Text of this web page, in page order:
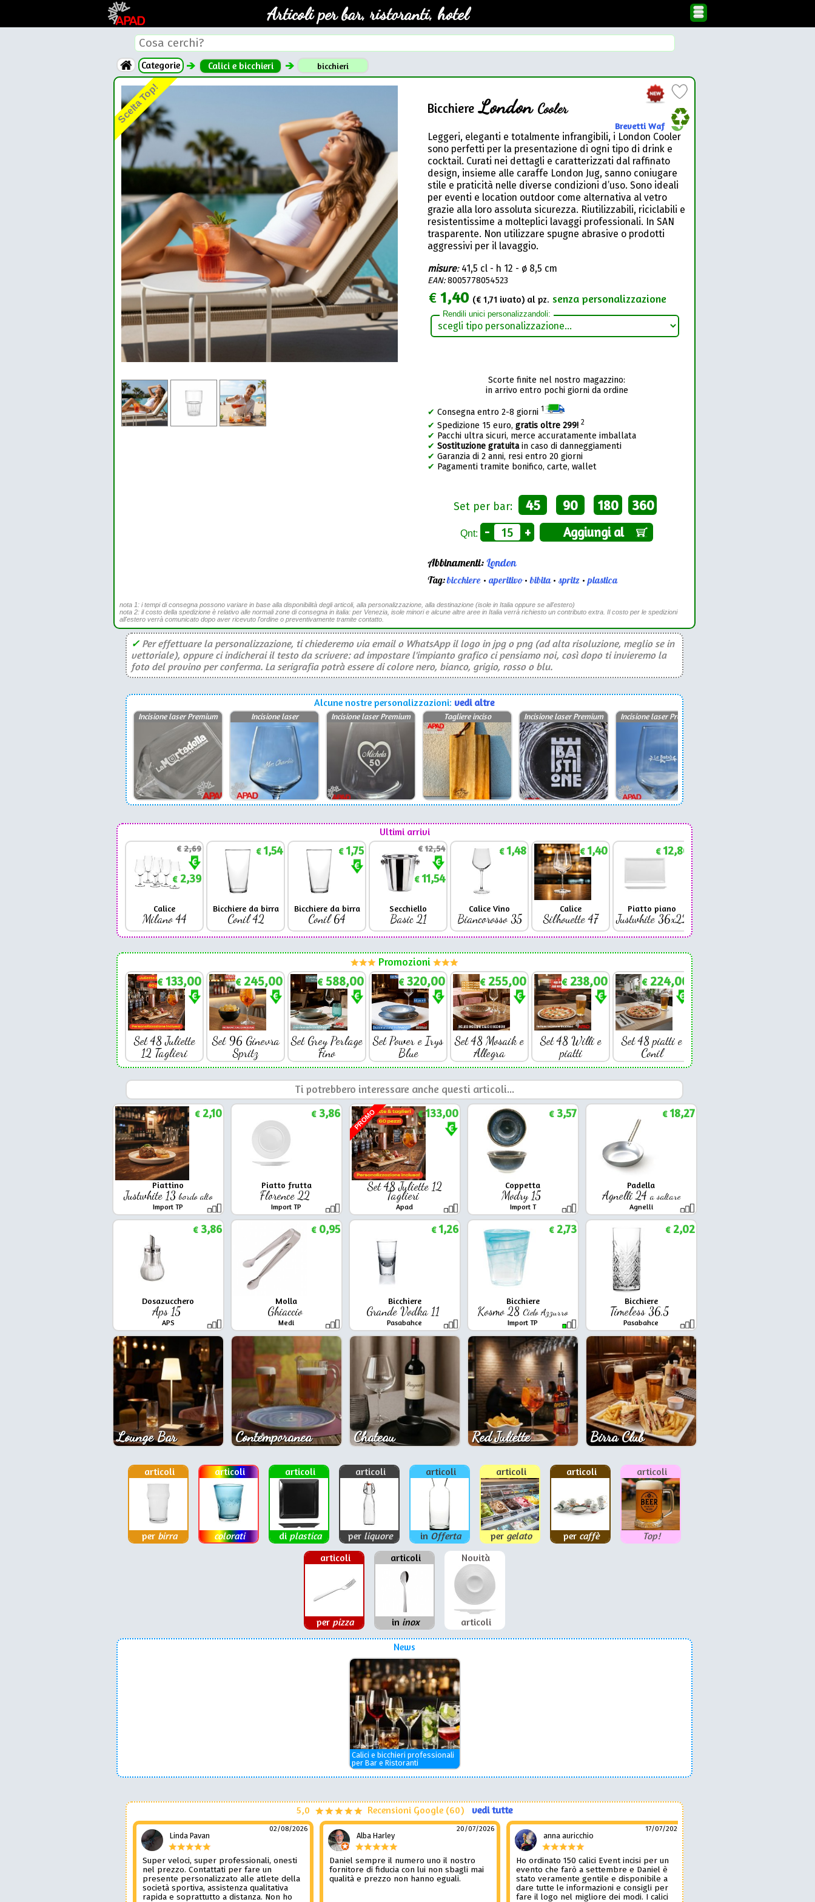
Articoli per bar, ristoranti, hotel
Categorie Calici e bicchieri bicchieri
Scelta Top! BicchiereLondon Cooler
Brevetti Waf
Leggeri, eleganti e totalmente infrangibili, i London Cooler
sono perfetti per la presentazione di ogni tipo di drink e
cocktail. Curati nei dettagli e caratterizzati dal raffinato
design, insieme alle caraffe London Jug, sanno coniugare
stile e praticità nelle diverse condizioni d’uso. Sono ideali
per eventi e location outdoor come alternativa al vetro
grazie alla loro assoluta sicurezza. Riutilizzabili, riciclabili e
resistentissime a molteplici lavaggi professionali. In SAN
trasparente. Non utilizzare spugne abrasive o prodotti
aggressivi per il lavaggio.
misure: 41,5 cl - h 12 - ø 8,5 cm
EAN:8005778054523
€1,40 (€ 1,71 ivato) al pz. senza personalizzazione
Rendili unici personalizzandoli:
Scorte finite nel nostro magazzino:
in arrivo entro pochi giorni da ordine
✔ Consegna entro 2-8 giorni 1
✔ Spedizione 15 euro, gratis oltre 299! 2
✔ Pacchi ultra sicuri, merce accuratamente imballata
✔ Sostituzione gratuitain caso di danneggiamenti
✔ Garanzia di 2 anni, resi entro 20 giorni
✔ Pagamenti tramite bonifico, carte, wallet
Set per bar: 45 90 180 360
Qnt: - + Aggiungi al
Abbinamenti:London
Tag:bicchiere• aperitivo•bibita• spritz•plastica
nota 1: i tempi di consegna possono variare in base alla disponibilità degli articoli, alla personalizzazione, alla destinazione (isole in Italia oppure se all'estero)
nota 2: il costo della spedizione è relativo alle normali zone di consegna in italia: per Venezia, isole minori e alcune altre aree in Italia verrà richiesto un contributo extra. Il costo per le spedizioni
all'estero verrà comunicato dopo aver ricevuto l'ordine o preventivamente tramite contatto.
✓Per effettuare la personalizzazione, ti chiederemo via email o WhatsApp il logo in jpg o png (ad alta risoluzione, meglio se in
vettoriale), oppure ci indicherai il testo da scrivere: ad impostare l'impianto grafico ci pensiamo noi, così dopo ti invieremo la
foto del provino per conferma. La serigrafia potrà essere di colore nero, bianco, grigio, rosso o blu.
Alcune nostre personalizzazioni: vedi altre
Incisione laser Premium Incisione laser Incisione laser Premium Tagliere inciso Incisione laser Premium Incisione laser Premium
Ultimi arrivi
€2,69
€2,39
Calice
Milano 44
€1,54
Bicchiere da birra
Conil 42
€1,75
Bicchiere da birra
Conil 64
€12,54
€11,54
Secchiello
Basic 21
€1,48
Calice Vino
Biancorosso 35
€1,40
Calice
Silhouette 47
€12,86
Piatto piano
Justwhite 36x22
Promozioni
€133,00
Set 48 Juliette
12 Taglieri
€245,00
Set 96 Ginevra
Spritz
€588,00
Set Grey Perlage
Fino
€320,00
Set Power e Irys
Blue
€255,00
Set 48 Mosaik e
Allegra
€238,00
Set 48 Willi e
piatti
€224,00
Set 48 piatti e
Conil
Ti potrebbero interessare anche questi articoli...
Piattino
Justwhite 13 bordo alto
Import TP
€2,10
Piatto frutta
Florence 22
Import TP
€3,86
Set 48 Juliette 12
Taglieri
Apad
PROMO €133,00
Coppetta
Modry 15
Import T
€3,57
Padella
Agnelli 24 a saltare
Agnelli
€18,27
Dosazucchero
Aps 15
APS
€3,86
Molla
Ghiaccio
Medi
€0,95
Bicchiere
Grande Vodka 11
Pasabahce
€1,26
Bicchiere
Kosmo 28 Cielo Azzurro
Import TP
€2,73
Bicchiere
Timeless 36,5
Pasabahce
€2,02
Lounge Bar Contemporanea Chateau Red Juliette Birra Club
articoli
per birra
articoli
colorati
articoli
di plastica
articoli
per liquore
articoli
in Offerta
articoli
per gelato
articoli
per caffè
articoli
Top!
articoli
per pizza
articoli
in inox
Novità
articoli
News
Calici e bicchieri professionali
per Bar e Ristoranti
5,0 Recensioni Google (60) vedi tutte
Linda Pavan
02/08/2026
Super veloci, super professionali, onesti
nel prezzo. Contattati per fare un
presente personalizzato alle atlete della
società sportiva, assistenza qualitativa
rapida e soprattutto a distanza. Non ho
Alba Harley
20/07/2026
Daniel sempre il numero uno il nostro
fornitore di fiducia con lui non sbagli mai
qualità e prezzo non hanno eguali.
anna auricchio
17/07/2026
Ho ordinato 150 calici Event incisi per un
evento che farò a settembre e Daniel è
stato veramente gentile e disponibile a
dare tutte le informazioni e consigli per
fare il logo nel migliore dei modi. I calici